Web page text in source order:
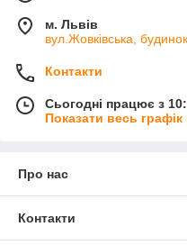
м. Львів
вул.Жовківська,
Контакти
Сьогодні працює з
Показати весь
Про нас
Контакти